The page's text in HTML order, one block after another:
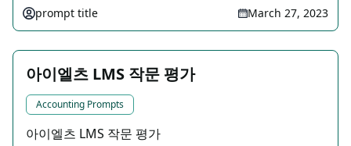
prompt title March 27, 2023
아이엘츠 LMS 작문 평가
Accounting Prompts
아이엘츠 LMS 작문 평가